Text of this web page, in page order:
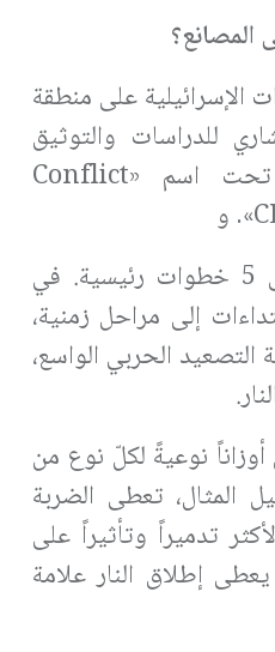
الإسرائيلية على منطقة
للدراسات والتوثيق
بتركيب مؤشر مركّب تحت اسم «Conflict
ترتكز منهجية المؤشر إلى 5 خطوات رئيسية. في
إلى مراحل زمنية،
الحربي الواسع،
أوزاناً نوعيةً لكلّ نوع من
المثال، تعطى الضربة
الأكثر تدميراً وتأثيراً على
يعطى إطلاق النار علامة